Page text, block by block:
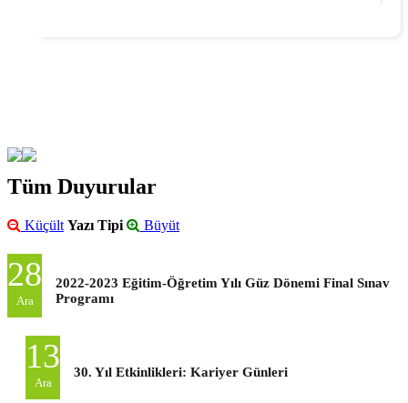
Tüm Duyurular
Küçült Yazı Tipi Büyüt
28
Ara
2022-2023 Eğitim-Öğretim Yılı Güz Dönemi Final Sınav
Programı
13
Ara
30. Yıl Etkinlikleri: Kariyer Günleri